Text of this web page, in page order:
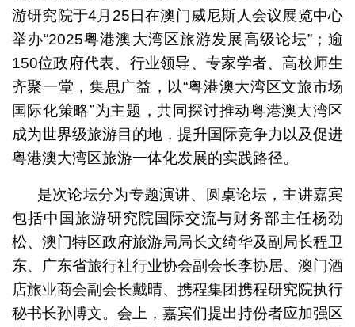
游研究院于4月25日在澳门威尼斯人会议展览中心
举办“2025粤港澳大湾区旅游发展高级论坛”；逾
150位政府代表、行业领导、专家学者、高校师生
齐聚一堂，集思广益，以“粤港澳大湾区文旅市场
国际化策略”为主题，共同探讨推动粤港澳大湾区
成为世界级旅游目的地，提升国际竞争力以及促进
粤港澳大湾区旅游一体化发展的实践路径。
是次论坛分为专题演讲、圆桌论坛，主讲嘉宾
包括中国旅游研究院国际交流与财务部主任杨劲
松、澳门特区政府旅游局局长文绮华及副局长程卫
东、广东省旅行社行业协会副会长李协居、澳门酒
店旅业商会副会长戴晴、携程集团携程研究院执行
秘书长孙博文。会上，嘉宾们提出持份者应加强区